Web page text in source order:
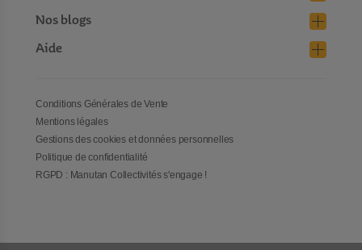
Nos blogs
Aide
Conditions Générales de Vente
Mentions légales
Gestions des cookies et données personnelles
Politique de confidentialité
RGPD : Manutan Collectivités s'engage !